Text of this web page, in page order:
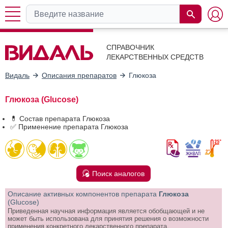
СПРАВОЧНИК
ЛЕКАРСТВЕННЫХ СРЕДСТВ
Видаль Описания препаратов Глюкоза
Глюкоза (Glucose)
💊 Состав препарата Глюкоза
✅ Применение препарата Глюкоза
Поиск аналогов
Описание активных компонентов препарата Глюкоза
(Glucose)
Приведенная научная информация является обобщающей и не
может быть использована для принятия решения о возможности
применения конкретного лекарственного препарата.